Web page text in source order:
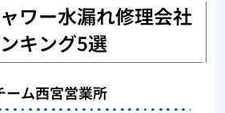
ワー水漏れ修理会社
キング5選
ーム西宮営業所